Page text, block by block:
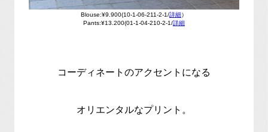
Blouse:¥9.900(10-1-06-211-2-1/詳細）
Pants:¥13.200(01-1-04-210-2-1/詳細
コーディネートのアクセントになる
オリエンタルなプリント。